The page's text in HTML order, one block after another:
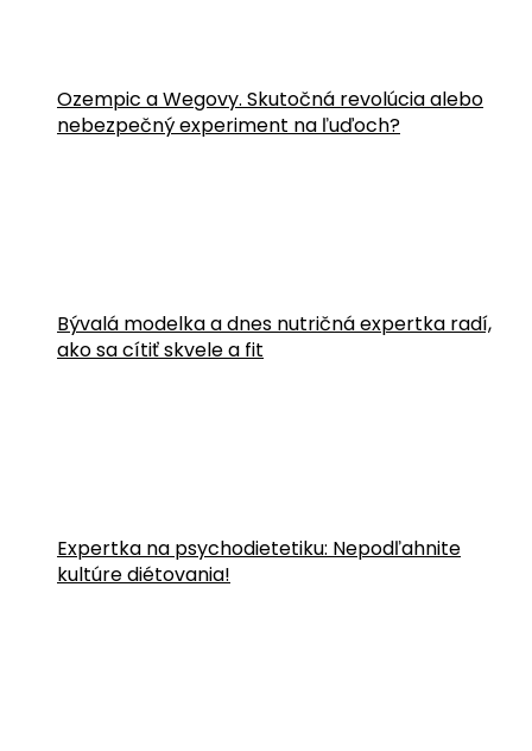
Ozempic a Wegovy. Skutočná revolúcia alebo
nebezpečný experiment na ľuďoch?
Bývalá modelka a dnes nutričná expertka radí,
ako sa cítiť skvele a fit
Expertka na psychodietetiku: Nepodľahnite
kultúre diétovania!